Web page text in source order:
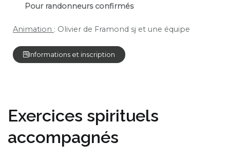
Pour randonneurs confirmés
Animation : Olivier de Framond sj et une équipe
Informations et inscription
Exercices spirituels
accompagnés